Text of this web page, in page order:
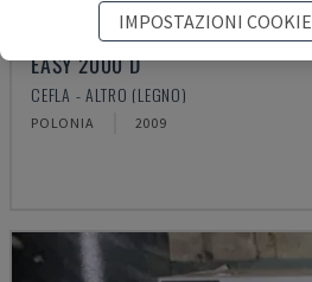
EASY 2000 D
CEFLA - ALTRO (LEGNO)
POLONIA 2009
IMPOSTAZIONI COOKIE